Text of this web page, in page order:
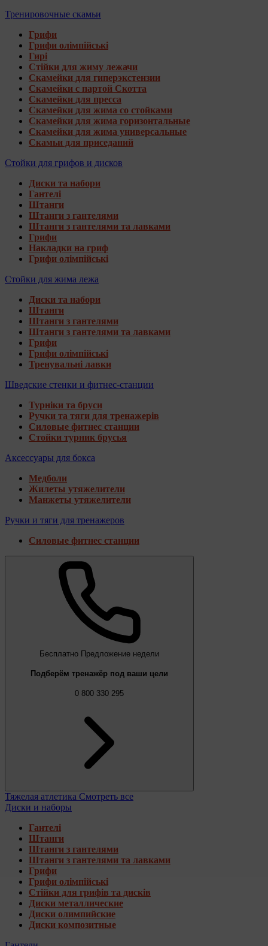
Тренировочные скамьи
Грифи
Грифи олімпійські
Гирі
Стійки для жиму лежачи
Скамейки для гиперэкстензии
Скамейки с партой Скотта
Скамейки для пресса
Скамейки для жима со стойками
Скамейки для жима горизонтальные
Скамейки для жима универсальные
Скамьи для приседаний
Стойки для грифов и дисков
Диски та набори
Гантелі
Штанги
Штанги з гантелями
Штанги з гантелями та лавками
Грифи
Накладки на гриф
Грифи олімпійські
Стойки для жима лежа
Диски та набори
Штанги
Штанги з гантелями
Штанги з гантелями та лавками
Грифи
Грифи олімпійські
Тренувальні лавки
Шведские стенки и фитнес-станции
Турніки та бруси
Ручки та тяги для тренажерів
Силовые фитнес станции
Стойки турник брусья
Аксессуары для бокса
Медболи
Жилеты утяжелители
Манжеты утяжелители
Ручки и тяги для тренажеров
Силовые фитнес станции
Бесплатно Предложение недели
Подберём тренажёр под ваши цели
0 800 330 295
Тяжелая атлетика Смотреть все
Диски и наборы
Гантелі
Штанги
Штанги з гантелями
Штанги з гантелями та лавками
Грифи
Грифи олімпійські
Стійки для грифів та дисків
Диски металлические
Диски олимпийские
Диски композитные